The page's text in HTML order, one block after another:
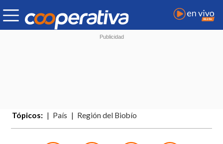
Tópicos: País Región del Biobío